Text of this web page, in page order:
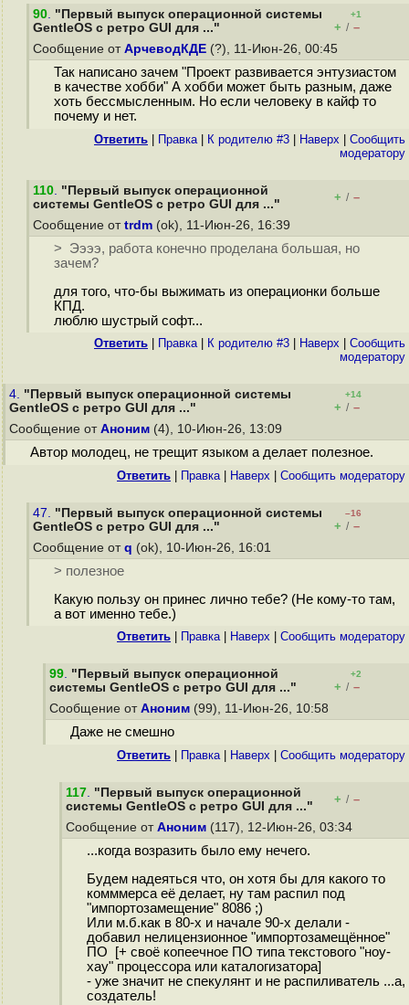
90. "Первый выпуск операционной системы
GentleOS с ретро GUI для ..."
+1
+ / –
Сообщение от АрчеводКДЕ (?), 11-Июн-26, 00:45
Так написано зачем "Проект развивается энтузиастом
в качестве хобби" А хобби может быть разным, даже
хоть бессмысленным. Но если человеку в кайф то
почему и нет.
Ответить Правка| К родителю #3 Наверх
Cообщить
модератору
110. "Первый выпуск операционной
системы GentleOS с ретро GUI для ..."
+ / –
Сообщение от trdm (ok), 11-Июн-26, 16:39
> Ээээ, работа конечно проделана большая, но
зачем?
для того, что-бы выжимать из операционки больше
КПД.
люблю шустрый софт...
Ответить Правка| К родителю #3 Наверх
Cообщить
модератору
4. "Первый выпуск операционной системы
GentleOS с ретро GUI для ..."
+14
+ / –
Сообщение от Аноним (4), 10-Июн-26, 13:09
Автор молодец, не трещит языком а делает полезное.
Ответить Правка| Наверх Cообщить модератору
47. "Первый выпуск операционной системы
GentleOS с ретро GUI для ..."
–16
+ / –
Сообщение от q (ok), 10-Июн-26, 16:01
> полезное
Какую пользу он принес лично тебе? (Не кому-то там,
а вот именно тебе.)
Ответить Правка| Наверх Cообщить модератору
99. "Первый выпуск операционной
системы GentleOS с ретро GUI для ..."
+2
+ / –
Сообщение от Аноним (99), 11-Июн-26, 10:58
Даже не смешно
Ответить Правка| Наверх Cообщить модератору
117. "Первый выпуск операционной
системы GentleOS с ретро GUI для ..."
+ / –
Сообщение от Аноним (117), 12-Июн-26, 03:34
...когда возразить было ему нечего.
Будем надеяться что, он хотя бы для какого то
комммерса её делает, ну там распил под
"импортозамещение" 8086 ;)
Или м.б.как в 80-х и начале 90-х делали -
добавил нелицензионное "импортозамещённое"
ПО [+ своё копеечное ПО типа текстового "ноу-
хау" процессора или каталогизатора]
- уже значит не спекулянт и не распиливатель ...а,
создатель!